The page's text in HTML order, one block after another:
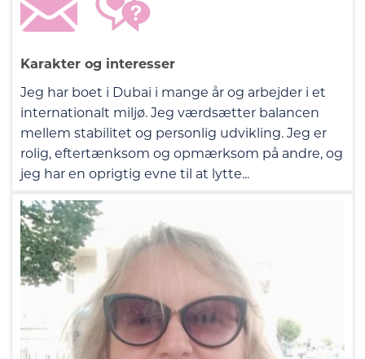
Karakter og interesser
Jeg har boet i Dubai i mange år og arbejder i et
internationalt miljø. Jeg værdsætter balancen
mellem stabilitet og personlig udvikling. Jeg er
rolig, eftertænksom og opmærksom på andre, og
jeg har en oprigtig evne til at lytte...